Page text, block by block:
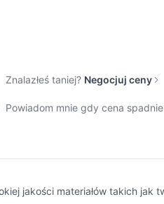
Znalazłeś taniej? Negocjuj ceny
Powiadom mnie gdy cena spadnie
jakości materiałów takich jak